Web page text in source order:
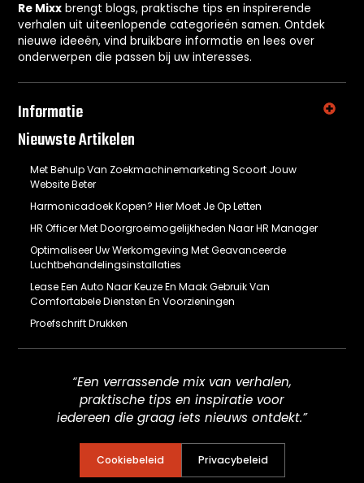
Re Mixx brengt blogs, praktische tips en inspirerende
verhalen uit uiteenlopende categorieën samen. Ontdek
nieuwe ideeën, vind bruikbare informatie en lees over
onderwerpen die passen bij uw interesses.
Informatie
Nieuwste Artikelen
Met Behulp Van Zoekmachinemarketing Scoort Jouw
Website Beter
Harmonicadoek Kopen? Hier Moet Je Op Letten
HR Officer Met Doorgroeimogelijkheden Naar HR Manager
Optimaliseer Uw Werkomgeving Met Geavanceerde
Luchtbehandelingsinstallaties
Lease Een Auto Naar Keuze En Maak Gebruik Van
Comfortabele Diensten En Voorzieningen
Proefschrift Drukken
“Een verrassende mix van verhalen,
praktische tips en inspiratie voor
iedereen die graag iets nieuws ontdekt.”
Cookiebeleid Privacybeleid